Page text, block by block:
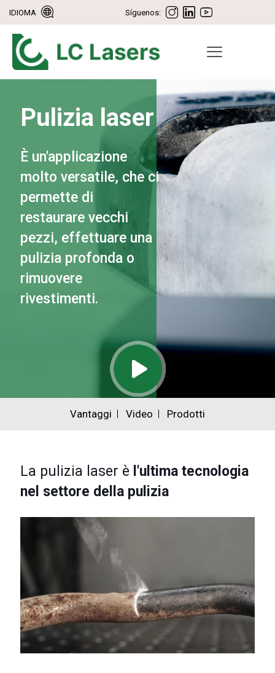
IDIOMA Síguenos:
Pulizia laser
È un'applicazione
molto versatile, che ci
permette di
restaurare vecchi
pezzi, effettuare una
pulizia profonda o
rimuovere
rivestimenti.
Vantaggi Video Prodotti
La pulizia laser è l'ultima tecnologia
nel settore della pulizia